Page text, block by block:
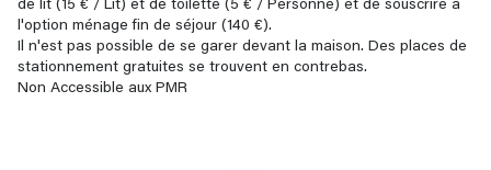
de lit (15 € / Lit) et de toilette (5 € / Personne) et de souscrire à
l'option ménage fin de séjour (140 €).
Il n'est pas possible de se garer devant la maison. Des places de
stationnement gratuites se trouvent en contrebas.
Non Accessible aux PMR